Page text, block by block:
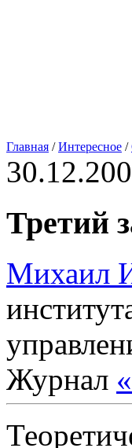
Главная /Интересное /
Третий
Михаил
Журнал